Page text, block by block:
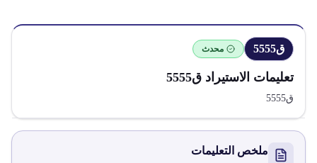
ق5555 محدث
تعليمات الاستيراد ق5555
ق5555
ملخص التعليمات